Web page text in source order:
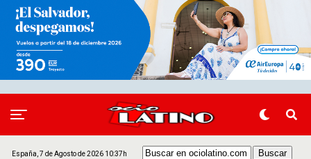
España, 7 de Agosto de 2026 10:37h